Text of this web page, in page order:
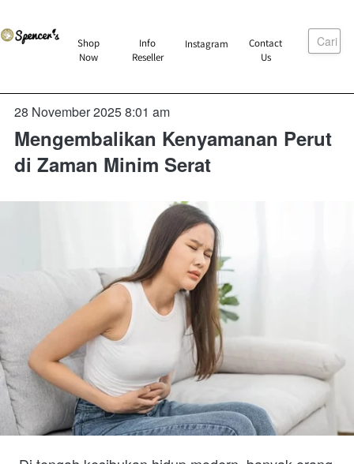
`
Shop
Now
` Info
Reseller
`Instagram `
Contact
Us
Cari
28 November 2025 8:01 am
Mengembalikan Kenyamanan Perut
di Zaman Minim Serat